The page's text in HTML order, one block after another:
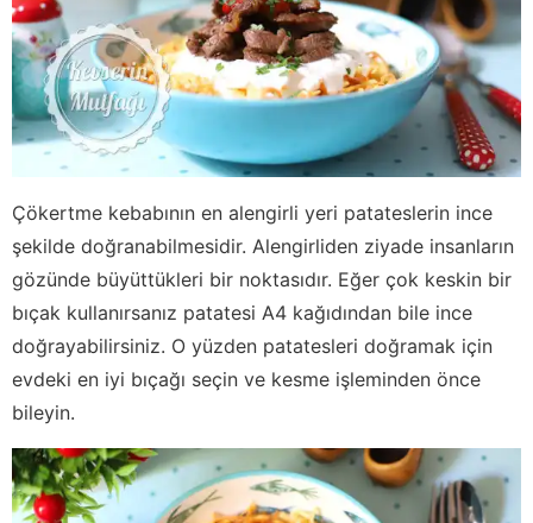
Çökertme kebabının en alengirli yeri patateslerin ince
şekilde doğranabilmesidir. Alengirliden ziyade insanların
gözünde büyüttükleri bir noktasıdır. Eğer çok keskin bir
bıçak kullanırsanız patatesi A4 kağıdından bile ince
doğrayabilirsiniz. O yüzden patatesleri doğramak için
evdeki en iyi bıçağı seçin ve kesme işleminden önce
bileyin.